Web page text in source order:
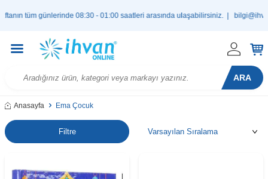
tüm günlerinde 08:30 - 01:00 saatleri arasında ulaşabilirsiniz. |
ARA
Anasayfa Ema Çocuk
Filtre